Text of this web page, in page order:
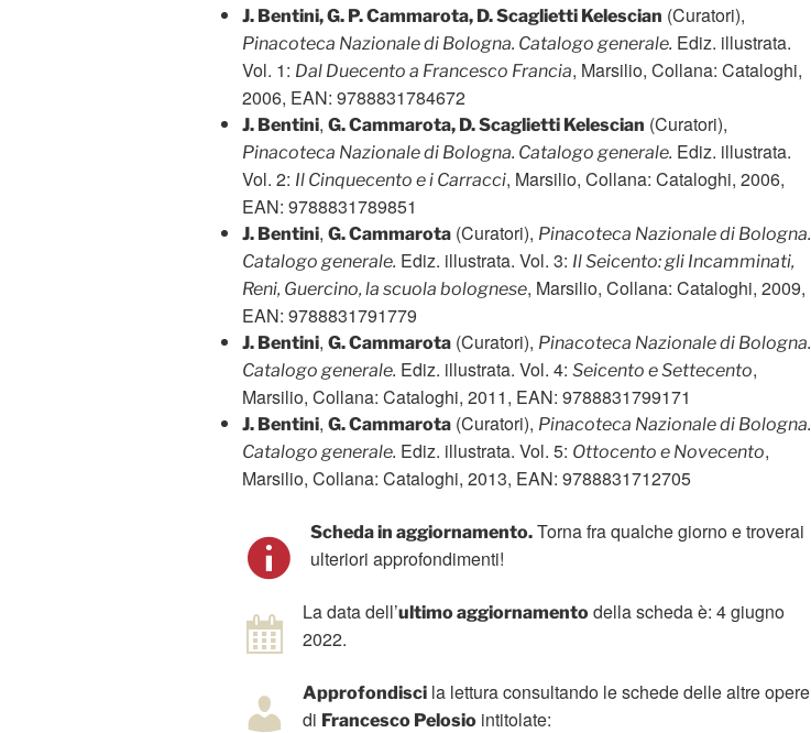
J. Bentini, G. P. Cammarota, D. Scaglietti Kelescian (Curatori),
Pinacoteca Nazionale di Bologna. Catalogo generale. Ediz. illustrata.
Vol. 1: Dal Duecento a Francesco Francia, Marsilio, Collana: Cataloghi,
2006, EAN: 9788831784672
J. Bentini, G. Cammarota, D. Scaglietti Kelescian (Curatori),
Pinacoteca Nazionale di Bologna. Catalogo generale. Ediz. illustrata.
Vol. 2: Il Cinquecento e i Carracci, Marsilio, Collana: Cataloghi, 2006,
EAN: 9788831789851
J. Bentini, G. Cammarota (Curatori), Pinacoteca Nazionale di Bologna.
Catalogo generale. Ediz. illustrata. Vol. 3: Il Seicento: gli Incamminati,
Reni, Guercino, la scuola bolognese, Marsilio, Collana: Cataloghi, 2009,
EAN: 9788831791779
J. Bentini, G. Cammarota (Curatori), Pinacoteca Nazionale di Bologna.
Catalogo generale. Ediz. illustrata. Vol. 4: Seicento e Settecento,
Marsilio, Collana: Cataloghi, 2011, EAN: 9788831799171
J. Bentini, G. Cammarota (Curatori), Pinacoteca Nazionale di Bologna.
Catalogo generale. Ediz. illustrata. Vol. 5: Ottocento e Novecento,
Marsilio, Collana: Cataloghi, 2013, EAN: 9788831712705
Scheda in aggiornamento. Torna fra qualche giorno e troverai
ulteriori approfondimenti!
La data dell’ultimo aggiornamento della scheda è: 4 giugno
2022.
Approfondisci la lettura consultando le schede delle altre opere
di Francesco Pelosio intitolate: